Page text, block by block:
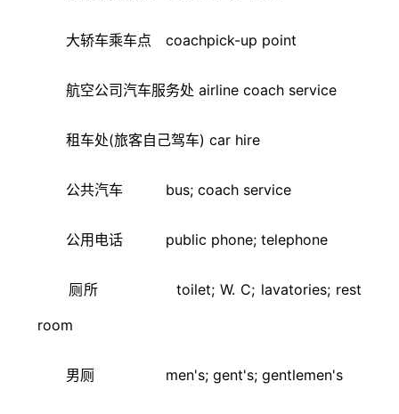
大轿车乘车点 coachpick-up point
航空公司汽车服务处 airline coach service
租车处(旅客自己驾车) car hire
公共汽车 bus; coach service
公用电话 public phone; telephone
厕所 toilet; W. C; lavatories; rest
room
男厕 men's; gent's; gentlemen's